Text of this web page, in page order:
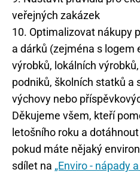
veřejných zakázek
10. Optimalizovat nákupy
a dárků (zejména s logem
výrobků, lokálních
podniků, školních statků a
výchovy nebo
Děkujeme všem, kteří
letošního roku a
pokud máte nějaký
sdílet na „Enviro - nápady